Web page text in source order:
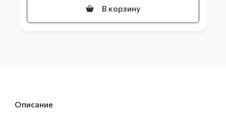
В корзину
Описание